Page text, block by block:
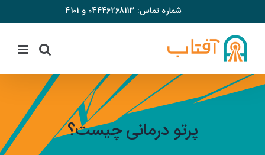
به
محتوا
شماره تماس: 04446268113 و 4101
پرتو درمانی چیست؟